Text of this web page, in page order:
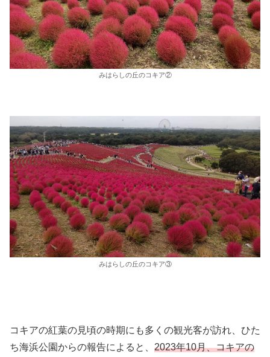
みはらしの丘のコキア②
みはらしの丘のコキア③
コキアの紅葉の見頃の時期にも多くの観光客が訪れ、ひた
ち海浜公園からの報告によると、 2023年10月、コキアの